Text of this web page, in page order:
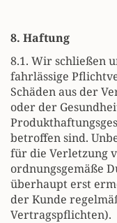
8. Haftung
8.1. Wir schließen
fahrlässige
Schäden aus der
oder der
betroffen sind.
für die Verletzung
ordnungsgemäße
überhaupt erst
der Kunde
Vertragspflichten).